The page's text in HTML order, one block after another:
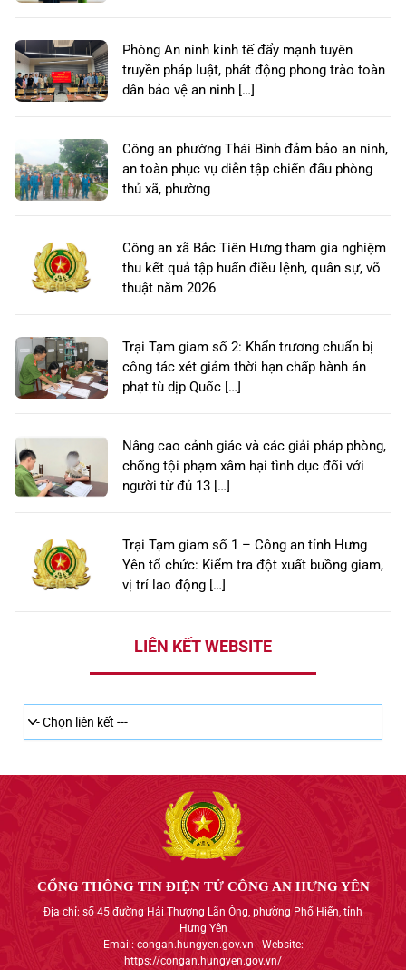
Phòng An ninh kinh tế đẩy mạnh tuyên
truyền pháp luật, phát động phong trào toàn
dân bảo vệ an ninh […]
Công an phường Thái Bình đảm bảo an ninh,
an toàn phục vụ diễn tập chiến đấu phòng
thủ xã, phường
Công an xã Bắc Tiên Hưng tham gia nghiệm
thu kết quả tập huấn điều lệnh, quân sự, võ
thuật năm 2026
Trại Tạm giam số 2: Khẩn trương chuẩn bị
công tác xét giảm thời hạn chấp hành án
phạt tù dịp Quốc […]
Nâng cao cảnh giác và các giải pháp phòng,
chống tội phạm xâm hại tình dục đối với
người từ đủ 13 […]
Trại Tạm giam số 1 – Công an tỉnh Hưng
Yên tổ chức: Kiểm tra đột xuất buồng giam,
vị trí lao động […]
LIÊN KẾT WEBSITE
CỔNG THÔNG TIN ĐIỆN TỬ CÔNG AN HƯNG YÊN
Địa chỉ: số 45 đường Hải Thượng Lãn Ông, phường Phố Hiến, tỉnh
Hưng Yên
Email: congan.hungyen.gov.vn - Website:
https://congan.hungyen.gov.vn/